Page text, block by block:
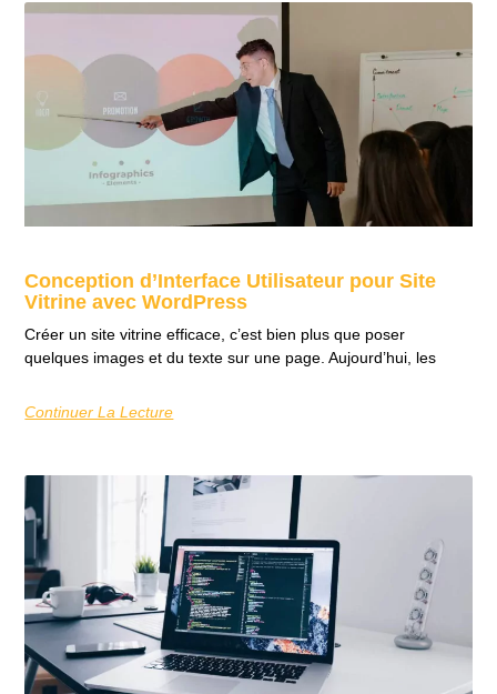
Conception d’Interface Utilisateur pour Site
Vitrine avec WordPress
Créer un site vitrine efficace, c’est bien plus que poser
quelques images et du texte sur une page. Aujourd’hui, les
Continuer La Lecture